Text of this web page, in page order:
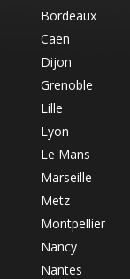
Bordeaux
Caen
Dijon
Grenoble
Lille
Lyon
Le Mans
Marseille
Metz
Montpellier
Nancy
Nantes